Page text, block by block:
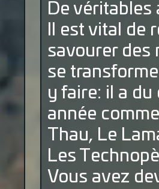
De véritables
Il est vital de
savourer des
se
y faire: il a
année
Thau, Le
Les
Vous avez